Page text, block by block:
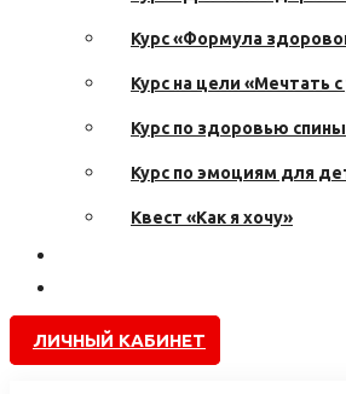
Курс «Формула
Курс на цели «Мечтать
Курс по здоровью спины
Курс по эмоциям для
Квест «Как я хочу»
ЛИЧНЫЙ КАБИНЕТ